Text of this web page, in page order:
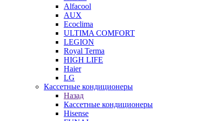
Alfacool
AUX
Ecoclima
ULTIMA COMFORT
LEGION
Royal Terma
HIGH LIFE
Haier
LG
Кассетные кондиционеры
Назад
Кассетные кондиционеры
Hisense